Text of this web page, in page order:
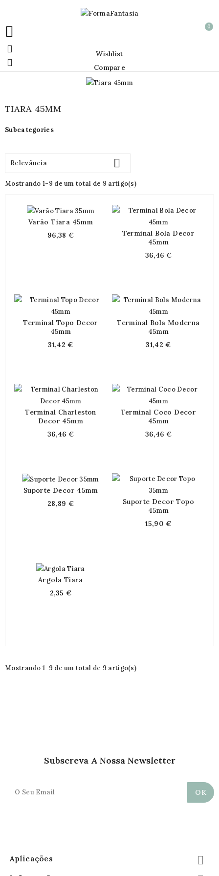
 0
 Wishlist
 Compare
TIARA 45MM
Subcategories
Relevância 
Mostrando 1-9 de um total de 9 artigo(s)
Varão Tiara 45mm
96,38 €
Terminal Bola Decor
45mm
36,46 €
Terminal Topo Decor
45mm
31,42 €
Terminal Bola Moderna
45mm
31,42 €
Terminal Charleston
Decor 45mm
36,46 €
Terminal Coco Decor
45mm
36,46 €
Suporte Decor 45mm
28,89 €
Suporte Decor Topo
45mm
15,90 €
Argola Tiara
2,35 €
Mostrando 1-9 de um total de 9 artigo(s)
Subscreva A Nossa Newsletter
Aplicações 